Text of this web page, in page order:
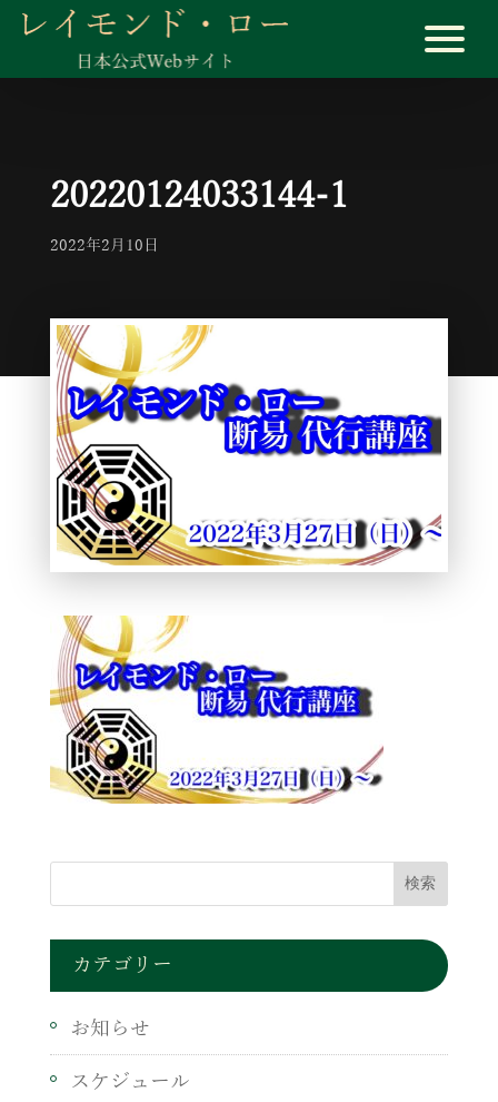
20220124033144-1
2022年2月10日
カテゴリー
お知らせ
スケジュール